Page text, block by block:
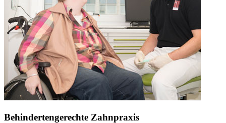
Behindertengerechte Zahnpraxis